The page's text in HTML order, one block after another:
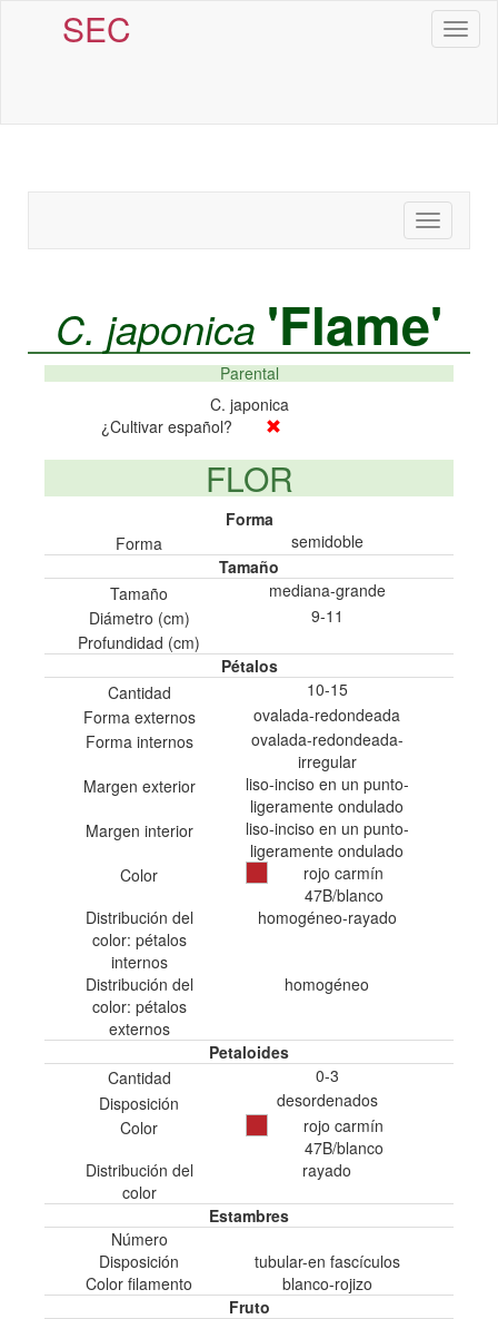
SEC
Toggle
navigation
C. japonica 'Flame'
Parental
C. japonica
¿Cultivar español?
FLOR
Forma
Forma
semidoble
Tamaño
Tamaño
mediana-grande
Diámetro (cm)
9-11
Profundidad (cm)
Pétalos
Cantidad
10-15
Forma externos
ovalada-redondeada
Forma internos
ovalada-redondeada-
irregular
Margen exterior
liso-inciso en un punto-
ligeramente ondulado
Margen interior
liso-inciso en un punto-
ligeramente ondulado
Color
rojo carmín
47B/blanco
Distribución del
color: pétalos
internos
homogéneo-rayado
Distribución del
color: pétalos
externos
homogéneo
Petaloides
Cantidad
0-3
Disposición
desordenados
Color
rojo carmín
47B/blanco
Distribución del
color
rayado
Estambres
Número
Disposición
tubular-en fascículos
Color filamento
blanco-rojizo
Fruto